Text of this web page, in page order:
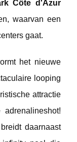
Côte d'Azur
waarvan een
gaat.
het nieuwe
looping
attractie
breidt daarnaast